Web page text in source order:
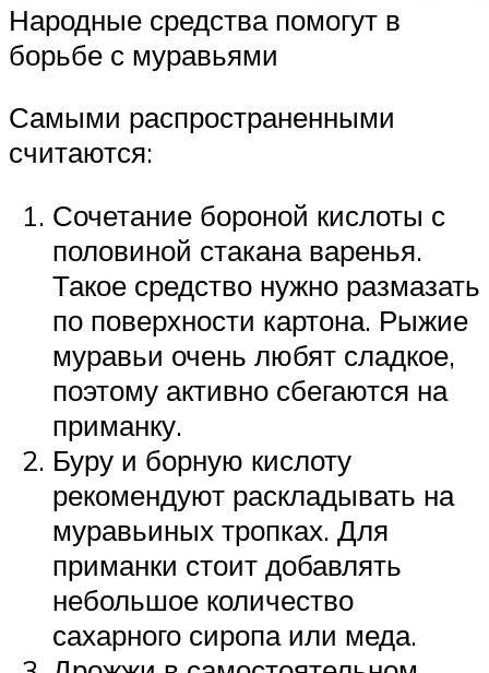
Народные средства помогут в
борьбе с муравьями
Самыми распространенными
считаются:
Сочетание бороной кислоты с
половиной стакана варенья.
Такое средство нужно размазать
по поверхности картона. Рыжие
муравьи очень любят сладкое,
поэтому активно сбегаются на
приманку.
Буру и борную кислоту
рекомендуют раскладывать на
муравьиных тропках. Для
приманки стоит добавлять
небольшое количество
сахарного сиропа или меда.